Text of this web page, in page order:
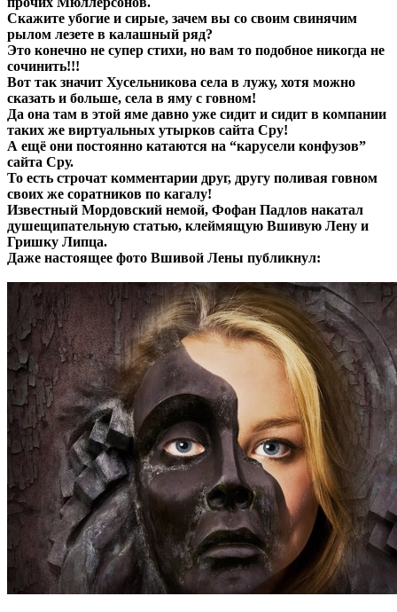
Скажите убогие и сирые, зачем вы со своим свинячим
рылом лезете в калашный ряд?
Это конечно не супер стихи, но вам то подобное никогда не
сочинить!!!
Вот так значит Хусельникова села в лужу, хотя можно
сказать и больше, села в яму с говном!
Да она там в этой яме давно уже сидит и сидит в компании
таких же виртуальных утырков сайта Сру!
А ещё они постоянно катаются на “карусели конфузов”
сайта Сру.
То есть строчат комментарии друг, другу поливая говном
своих же соратников по кагалу!
Известный Мордовский немой, Фофан Падлов накатал
душещипательную статью, клеймящую Вшивую Лену и
Гришку Липца.
Даже настоящее фото Вшивой Лены публикнул: